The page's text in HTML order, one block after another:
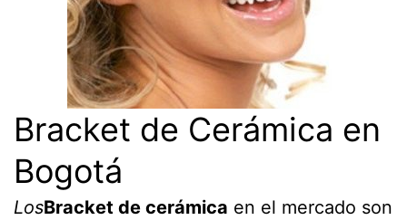
Bracket de Cerámica en
Bogotá
LosBracket de cerámica en el mercado son